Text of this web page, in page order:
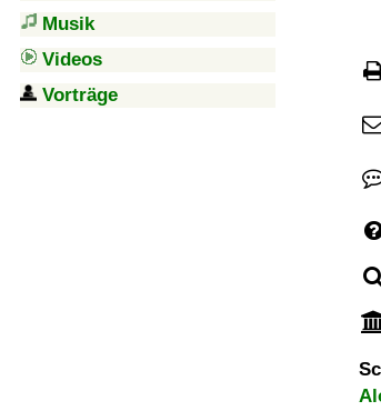
Musik
Videos
Vorträge